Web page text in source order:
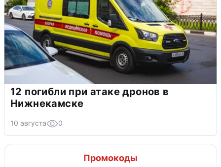
12 погибли при атаке дронов в
Нижнекамске
10 августа 0
Промокоды